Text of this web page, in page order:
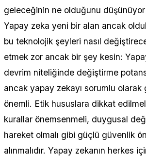
geleceğinin ne olduğunu
Yapay zeka yeni bir alan ancak
bu teknolojik şeyleri nasıl
etmek zor ancak bir şey kesin:
devrim niteliğinde değiştirme
ancak yapay zekayı sorumlu olarak
önemli. Etik hususlara dikkat
kurallar önemsenmeli, duygusal
hareket olmalı gibi güçlü güvenlik
alınmalıdır. Yapay zekanın herkes